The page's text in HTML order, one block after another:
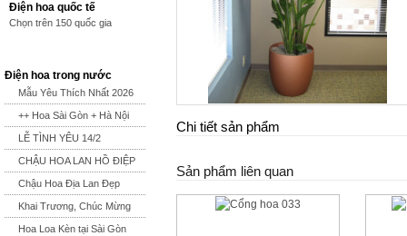
Điện hoa quốc tế
Chọn trên 150 quốc gia
Điện hoa trong nước
Mẫu Yêu Thích Nhất 2026
++ Hoa Sài Gòn + Hà Nội
LỄ TÌNH YÊU 14/2
CHẬU HOA LAN HỒ ĐIỆP
Chậu Hoa Địa Lan Đẹp
Khai Trương, Chúc Mừng
Hoa Loa Kèn tại Sài Gòn
Chi tiết sản phẩm
Sản phẩm liên quan